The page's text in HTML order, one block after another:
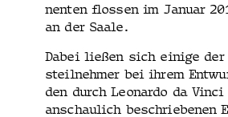
nen­ten flossen im Jan­u­ar
an der Saale.
Dabei ließen sich einige
steil­nehmer bei ihrem
den durch Leonar­do da Vin­ci
anschaulich beschriebe­nen